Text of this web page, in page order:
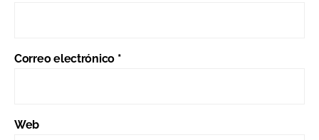
Correo electrónico *
Web